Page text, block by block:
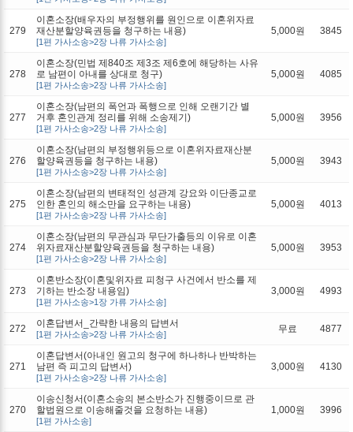
279
이혼소장(배우자의 부정행위를 원인으로 이혼위자료
재산분할양육권등을 청구하는 내용)
[1편 가사소송>2장 나류 가사소송]
5,000원 3845
278
이혼소장(민법 제840조 제3조 제6호에 해당하는 사유
로 남편이 아내를 상대로 청구)
[1편 가사소송>2장 나류 가사소송]
5,000원 4085
277
이혼소장(남편의 폭언과 폭행으로 인해 오랜기간 별
거후 혼인관계 정리를 위해 소송제기)
[1편 가사소송>2장 나류 가사소송]
5,000원 3956
276
이혼소장(남편의 부정행위등으로 이혼위자료재산분
할양육권등을 청구하는 내용)
[1편 가사소송>2장 나류 가사소송]
5,000원 3943
275
이혼소장(남편의 변태적인 성관계 강요와 이단종교로
인한 혼인의 해소만을 요구하는 내용)
[1편 가사소송>2장 나류 가사소송]
5,000원 4013
274
이혼소장(남편의 무관심과 무단가출등의 이유로 이혼
위자료재산분할양육권등을 청구하는 내용)
[1편 가사소송>2장 나류 가사소송]
5,000원 3953
273
이혼반소장(이혼및위자료 피청구 사건에서 반소를 제
기하는 반소장 내용임)
[1편 가사소송>1장 가류 가사소송]
3,000원 4993
272 이혼답변서_간략한 내용의 답변서
[1편 가사소송>2장 나류 가사소송] 무료 4877
271
이혼답변서(아내인 원고의 청구에 하나하나 반박하는
남편 즉 피고의 답변서)
[1편 가사소송>2장 나류 가사소송]
3,000원 4130
270
이송신청서(이혼소송의 본소반소가 진행중이므로 관
할법원으로 이송해줄것을 요청하는 내용)
[1편 가사소송]
1,000원 3996